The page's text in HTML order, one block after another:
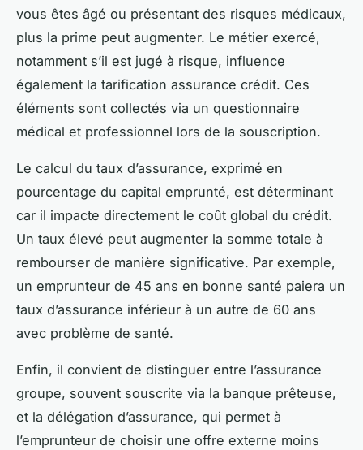
vous êtes âgé ou présentant des risques médicaux,
plus la prime peut augmenter. Le métier exercé,
notamment s’il est jugé à risque, influence
également la tarification assurance crédit. Ces
éléments sont collectés via un questionnaire
médical et professionnel lors de la souscription.
Le calcul du taux d’assurance, exprimé en
pourcentage du capital emprunté, est déterminant
car il impacte directement le coût global du crédit.
Un taux élevé peut augmenter la somme totale à
rembourser de manière significative. Par exemple,
un emprunteur de 45 ans en bonne santé paiera un
taux d’assurance inférieur à un autre de 60 ans
avec problème de santé.
Enfin, il convient de distinguer entre l’assurance
groupe, souvent souscrite via la banque prêteuse,
et la délégation d’assurance, qui permet à
l’emprunteur de choisir une offre externe moins